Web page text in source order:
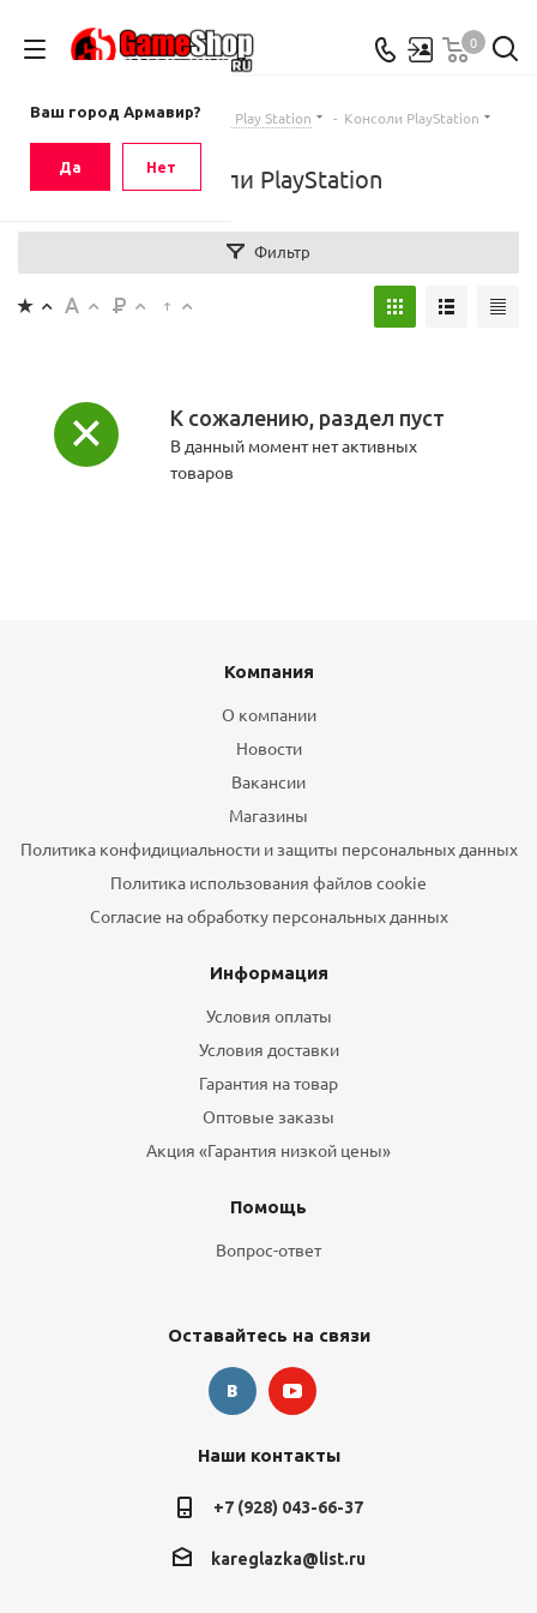
Ваш город Армавир?
Да Нет
0
Главная - Каталог - Sony Play Station - Консоли PlayStation
Консоли PlayStation
Фильтр
К сожалению, раздел пуст
В данный момент нет активных
товаров
Компания
О компании
Новости
Вакансии
Магазины
Политика конфидициальности и защиты персональных данных
Политика использования файлов cookie
Согласие на обработку персональных данных
Информация
Условия оплаты
Условия доставки
Гарантия на товар
Оптовые заказы
Акция «Гарантия низкой цены»
Помощь
Вопрос-ответ
Оставайтесь на связи
Наши контакты
+7 (928) 043-66-37
kareglazka@list.ru